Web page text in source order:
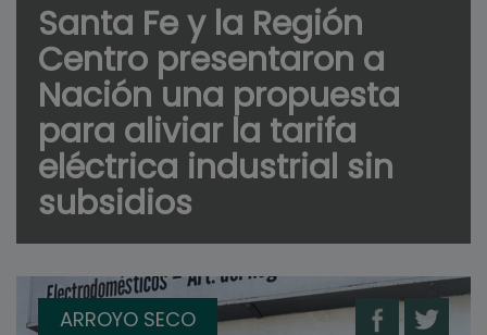
Santa Fe y la Región
Centro presentaron a
Nación una propuesta
para aliviar la tarifa
eléctrica industrial sin
subsidios
ARROYO SECO